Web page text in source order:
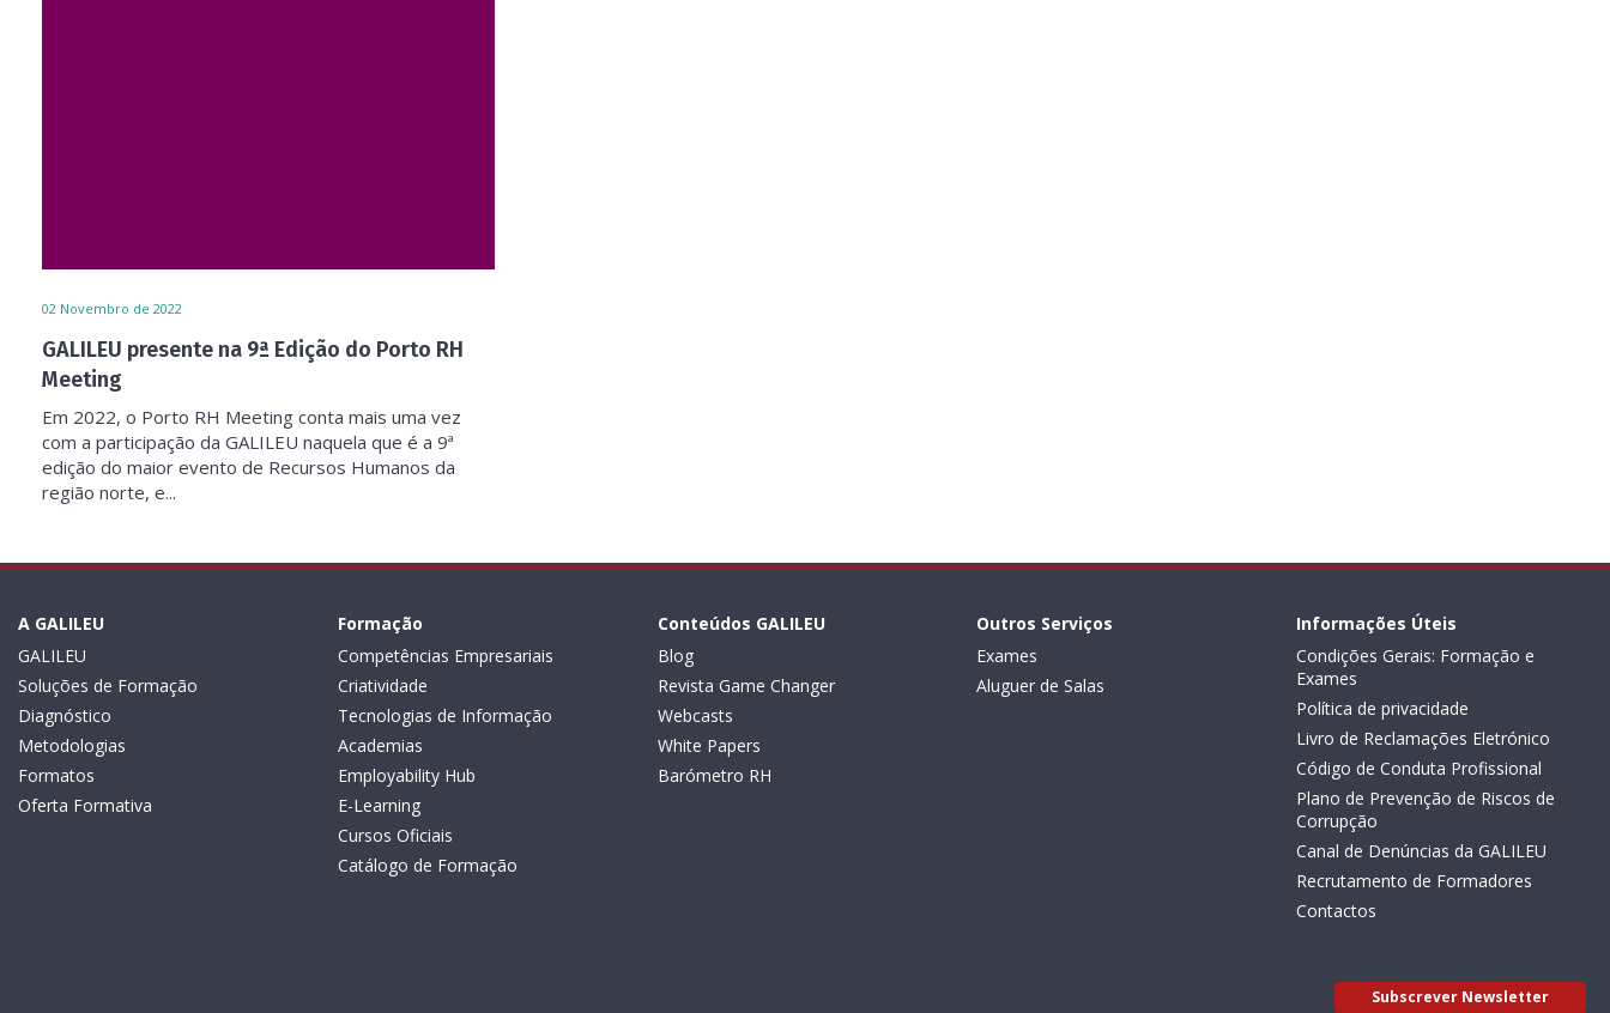
02 Novembro de 2022
GALILEU presente na 9ª Edição do Porto RH
Meeting
Em 2022, o Porto RH Meeting conta mais uma vez
com a participação da GALILEU naquela que é a 9ª
edição do maior evento de Recursos Humanos da
região norte, e...
A GALILEU
GALILEU
Soluções de Formação
Diagnóstico
Metodologias
Formatos
Oferta Formativa
Formação
Competências Empresariais
Criatividade
Tecnologias de Informação
Academias
Employability Hub
E-Learning
Cursos Oficiais
Catálogo de Formação
Conteúdos GALILEU
Blog
Revista Game Changer
Webcasts
White Papers
Barómetro RH
Outros Serviços
Exames
Aluguer de Salas
Informações Úteis
Condições Gerais: Formação e
Exames
Política de privacidade
Livro de Reclamações Eletrónico
Código de Conduta Profissional
Plano de Prevenção de Riscos de
Corrupção
Canal de Denúncias da GALILEU
Recrutamento de Formadores
Contactos
Subscrever Newsletter